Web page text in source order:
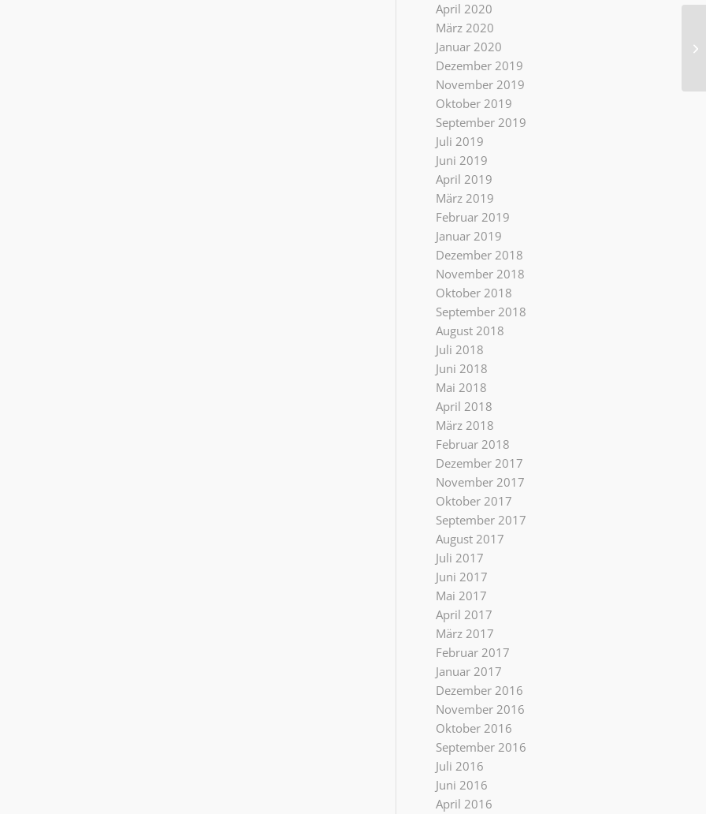
April 2020
März 2020
Januar 2020
Dezember 2019
November 2019
Oktober 2019
September 2019
Juli 2019
Juni 2019
April 2019
März 2019
Februar 2019
Januar 2019
Dezember 2018
November 2018
Oktober 2018
September 2018
August 2018
Juli 2018
Juni 2018
Mai 2018
April 2018
März 2018
Februar 2018
Dezember 2017
November 2017
Oktober 2017
September 2017
August 2017
Juli 2017
Juni 2017
Mai 2017
April 2017
März 2017
Februar 2017
Januar 2017
Dezember 2016
November 2016
Oktober 2016
September 2016
Juli 2016
Juni 2016
April 2016